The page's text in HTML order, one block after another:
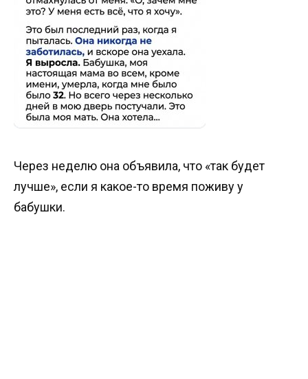
Через неделю она объявила, что «так будет
лучше», если я какое-то время поживу у
бабушки.